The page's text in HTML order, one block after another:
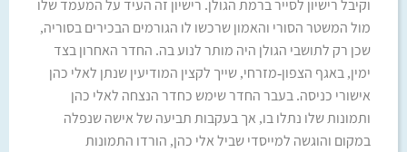
וקיבל רישיון לסייר ברמת הגולן. רישיון זה העיד על המעמד שלו
מול המשטר הסורי והאמון שרכשו לו הגורמים הבכירים בסוריה,
שכן רק לתושבי הגולן היה מותר לנוע בה. החדר האחרון בצד
ימין, באגף הצפון-מזרחי, שייך לקצין המודיעין שנתן לאלי כהן
אישורי כניסה. בעבר החדר שימש כחדר הנצחה לאלי כהן
ותמונות שלו נתלו בו, אך בעקבות תביעה של אישה שנפלה
במקום והוגשה למייסדי שביל אלי כהן, הורדו התמונות